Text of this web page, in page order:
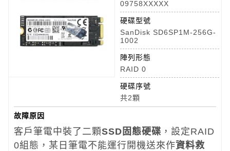
09758XXXXX
硬碟型號
SanDisk SD6SP1M-256G-
1002
陣列形態
RAID 0
硬碟序號
共2顆
故障原因
客戶筆電中裝了二顆SSD固態硬碟 ，設定RAID
0組態，某日筆電不能運行開機送來作資料救